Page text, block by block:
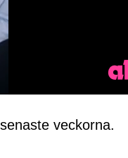
veckorna.